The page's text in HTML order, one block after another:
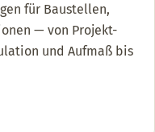
für Baustellen,
— von Projekt-
und Aufmaß bis